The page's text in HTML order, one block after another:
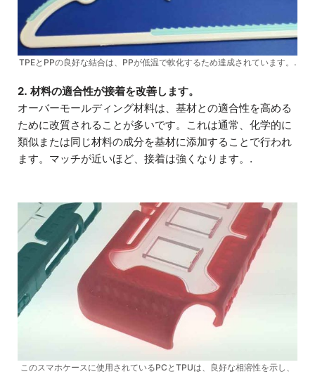
TPEとPPの良好な結合は、PPが低温で軟化するため達成されています。.
2. 材料の適合性が接着を改善します。
オーバーモールディング材料は、基材との適合性を高める
ために改質されることが多いです。これは通常、化学的に
類似または同じ材料の成分を基材に添加することで行われ
ます。マッチが近いほど、接着は強くなります。.
このスマホケースに使用されているPCとTPUは、良好な相溶性を示し、